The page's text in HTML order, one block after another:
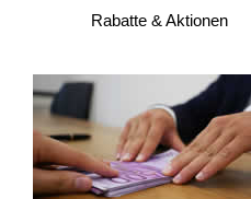
Rabatte & Aktionen